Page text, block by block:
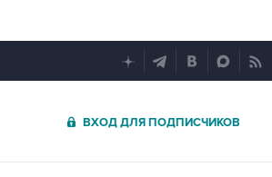
ВХОД ДЛЯ ПОДПИСЧИКОВ